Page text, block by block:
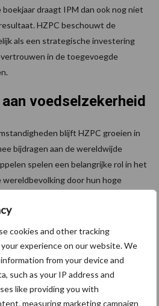
cookies and other tracking
experience on our website. We
from your device and
such as your IP address and
like providing you with
measuring marketing campaign
draagt IPM dan ook nog niet
HZPC beschouwt de
als een strategische investering
in de toegevoegde
voedselzekerheid
blijft HZPC groeien in
bijdragen aan de wereldwijde
spelen een belangrijke rol in het
door hun hoge
ook in wisselende
betrouwbare partner te zijn voor